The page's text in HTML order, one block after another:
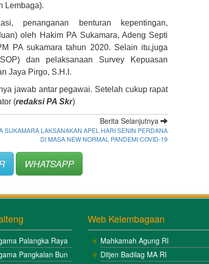
Lembaga).
penanganan benturan kepentingan,
oleh Hakim PA Sukamara, Adeng Septi
PA sukamara tahun 2020. Selain itu,juga
dan pelaksanaan Survey Kepuasan
Jaya Pirgo, S.H.I.
jawab antar pegawai. Setelah cukup rapat
(redaksi PA Skr)
Berita Selanjutnya
SUKAMARA LAKSANAKAN APEL HARI SENIN PERDANA
DI MASA NEW NORMAL PANDEMI COVID-19
WHATSAPP
Palangka Raya
Pangkalan Bun
Web Kelembagaan
Mahkamah Agung RI
Ditjen Badilag MA RI